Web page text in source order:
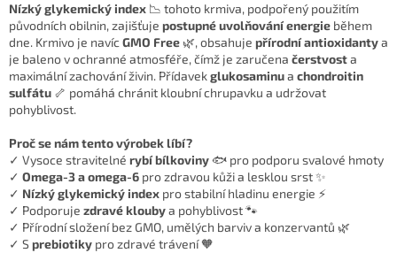
Nízký glykemický index 📉 tohoto krmiva, podpořený použitím
původních obilnin, zajišťuje postupné uvolňování energie během
dne. Krmivo je navíc GMO Free 🌿, obsahuje přírodní antioxidantya
je baleno v ochranné atmosféře, čímž je zaručena čerstvosta
maximální zachování živin. Přídavekglukosaminua chondroitin
sulfátu 🦴 pomáhá chránit kloubní chrupavku a udržovat
pohyblivost.
Proč se nám tento výrobek líbí?
✓ Vysoce stravitelné rybí bílkoviny🐟 pro podporu svalové hmoty
✓ Omega-3 a omega-6 pro zdravou kůži a lesklou srst ✨
✓ Nízký glykemický index pro stabilní hladinu energie ⚡
✓ Podporuje zdravé kloubya pohyblivost 🐾
✓ Přírodní složení bez GMO, umělých barviv a konzervantů 🌿
✓ S prebiotiky pro zdravé trávení 🧡